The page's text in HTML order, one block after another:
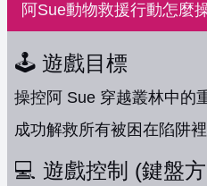
阿Sue動物救援行動怎麼
🕹️ 遊戲目標
操控阿 Sue 穿越叢林中的
成功解救所有被困在陷阱裡
💻 遊戲控制 (鍵盤